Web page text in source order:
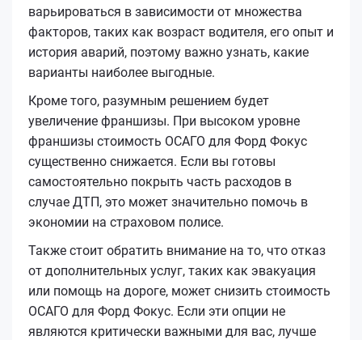
варьироваться в зависимости от множества
факторов, таких как возраст водителя, его опыт и
история аварий, поэтому важно узнать, какие
варианты наиболее выгодные.
Кроме того, разумным решением будет
увеличение франшизы. При высоком уровне
франшизы стоимость ОСАГО для Форд Фокус
существенно снижается. Если вы готовы
самостоятельно покрыть часть расходов в
случае ДТП, это может значительно помочь в
экономии на страховом полисе.
Также стоит обратить внимание на то, что отказ
от дополнительных услуг, таких как эвакуация
или помощь на дороге, может снизить стоимость
ОСАГО для Форд Фокус. Если эти опции не
являются критически важными для вас, лучше